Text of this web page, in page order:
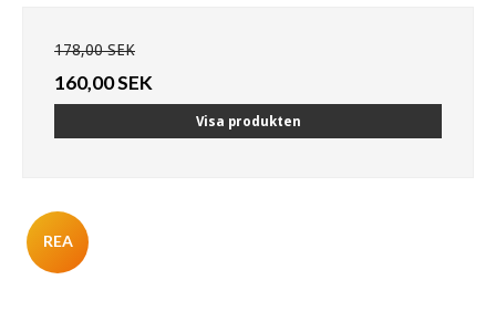
178,00 SEK
160,00 SEK
Visa produkten
REA